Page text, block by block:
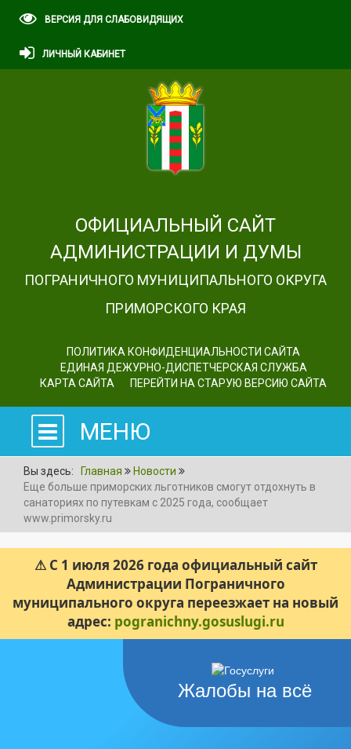
ВЕРСИЯ ДЛЯ СЛАБОВИДЯЩИХ
ЛИЧНЫЙ КАБИНЕТ
ОФИЦИАЛЬНЫЙ САЙТ
АДМИНИСТРАЦИИ И ДУМЫ
ПОГРАНИЧНОГО МУНИЦИПАЛЬНОГО ОКРУГА
ПРИМОРСКОГО КРАЯ
ПОЛИТИКА КОНФИДЕНЦИАЛЬНОСТИ САЙТА
ЕДИНАЯ ДЕЖУРНО-ДИСПЕТЧЕРСКАЯ СЛУЖБА
КАРТА САЙТА
ПЕРЕЙТИ НА СТАРУЮ ВЕРСИЮ САЙТА
МЕНЮ
Вы здесь: Главная
Новости
Еще больше приморских льготников смогут отдохнуть в
санаториях по путевкам с 2025 года, сообщает
www.primorsky.ru
⚠ С 1 июля 2026 года официальный сайт
Администрации Пограничного
муниципального округа переезжает на новый
адрес: pogranichny.gosuslugi.ru
Жалобы на всё